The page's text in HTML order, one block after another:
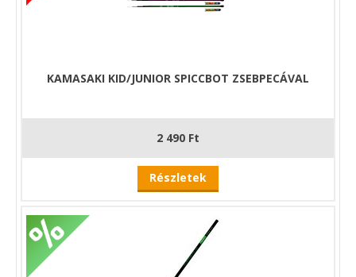
KAMASAKI KID/JUNIOR SPICCBOT ZSEBPECÁVAL
2 490 Ft
Részletek